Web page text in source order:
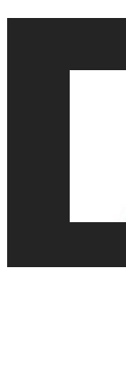
Paratletismo
Tenis